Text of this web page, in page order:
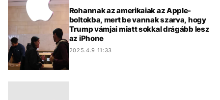
Rohannak az amerikaiak az Apple-
boltokba, mert be vannak szarva, hogy
Trump vámjai miatt sokkal drágább lesz
az iPhone
2025.4.9 11:33